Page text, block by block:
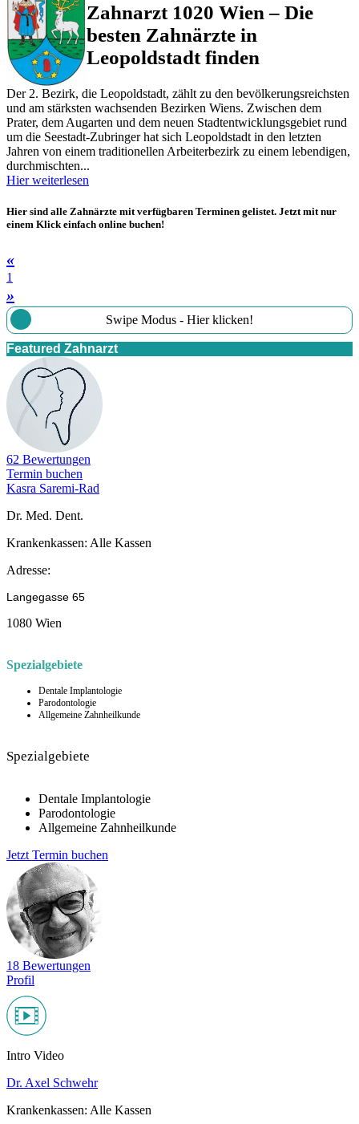
Zahnarzt 1020 Wien – Die
besten Zahnärzte in
Leopoldstadt finden
Der 2. Bezirk, die Leopoldstadt, zählt zu den bevölkerungsreichsten
und am stärksten wachsenden Bezirken Wiens. Zwischen dem
Prater, dem Augarten und dem neuen Stadtentwicklungsgebiet rund
um die Seestadt-Zubringer hat sich Leopoldstadt in den letzten
Jahren von einem traditionellen Arbeiterbezirk zu einem lebendigen,
durchmischten...
Hier weiterlesen
Hier sind alle Zahnärzte mit verfügbaren Terminen gelistet. Jetzt mit nur
einem Klick einfach online buchen!
«
1
»
Swipe Modus - Hier klicken!
Featured Zahnarzt
62 Bewertungen
Termin buchen
Kasra Saremi-Rad
Dr. Med. Dent.
Krankenkassen: Alle Kassen
Adresse:
Langegasse 65
1080 Wien
Spezialgebiete
Dentale Implantologie
Parodontologie
Allgemeine Zahnheilkunde
Spezialgebiete
Dentale Implantologie
Parodontologie
Allgemeine Zahnheilkunde
Jetzt Termin buchen
18 Bewertungen
Profil
Intro Video
Dr. Axel Schwehr
Krankenkassen: Alle Kassen